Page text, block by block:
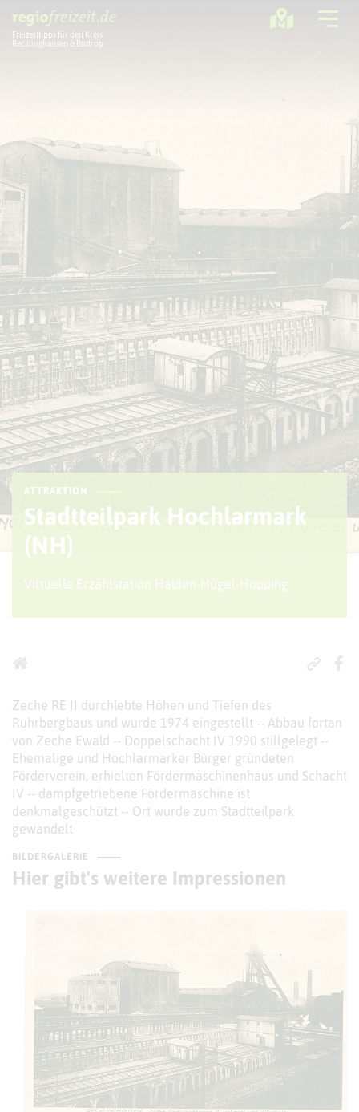
Freizeittipps für den Kreis
Recklinghausen & Bottrop
Aktuelles
ATTRAKTION
Stadtteilpark Hochlarmark
(NH)
Virtuelle Erzählstation Halden-Hügel-Hopping
Zeche RE II durchlebte Höhen und Tiefen des
Ruhrbergbaus und wurde 1974 eingestellt -- Abbau fortan
von Zeche Ewald -- Doppelschacht IV 1990 stillgelegt --
Ehemalige und Hochlarmarker Bürger gründeten
Förderverein, erhielten Fördermaschinenhaus und Schacht
IV -- dampfgetriebene Fördermaschine ist
denkmalgeschützt -- Ort wurde zum Stadtteilpark
gewandelt
BILDERGALERIE
Hier gibt's weitere Impressionen